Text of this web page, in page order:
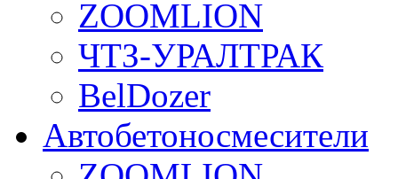
ZOOMLION
ЧТЗ-УРАЛТРАК
BelDozer
Автобетоносмесители